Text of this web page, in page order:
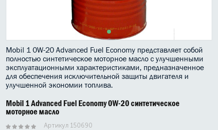
ИНДУСТРИАЛЬНЫЕ МАСЛА
АНТИФРИЗЫ СПЕЦЖИДКОСТИ
ПРИСАДКИ АВТОХИМИЯ
АВТО КОСМЕТИКА
МОТО МАСЛА
ВСЕ БРЕНДЫ
Mobil 1 0W-20 Advanced Fuel Economy представляет собой
полностью синтетическое моторное масло с улучшенными
эксплуатационными характеристиками, предназначенное
для обеспечения исключительной защиты двигателя и
улучшенной экономии топлива.
Mobil 1 Advanced Fuel Economy 0W-20 синтетическое
моторное масло
Артикул 150690